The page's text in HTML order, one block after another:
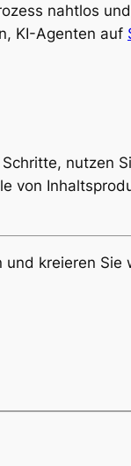
nahtlos
KI-Agenten auf
nutzen
von
und kreieren Sie